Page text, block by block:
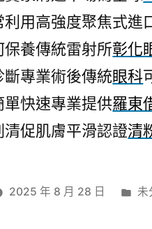
利用高強度聚焦式進
保養傳統雷射所彰化
斷專業術後傳統眼科
單快速專業提供羅東
清促肌膚平滑認證清
2025 年 8 月 28 日
分
未